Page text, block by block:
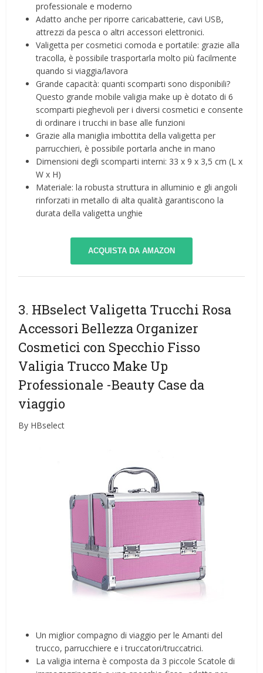
professionale e moderno
Adatto anche per riporre caricabatterie, cavi USB,
attrezzi da pesca o altri accessori elettronici.
Valigetta per cosmetici comoda e portatile: grazie alla
tracolla, è possibile trasportarla molto più facilmente
quando si viaggia/lavora
Grande capacità: quanti scomparti sono disponibili?
Questo grande mobile valigia make up è dotato di 6
scomparti pieghevoli per i diversi cosmetici e consente
di ordinare i trucchi in base alle funzioni
Grazie alla maniglia imbottita della valigetta per
parrucchieri, è possibile portarla anche in mano
Dimensioni degli scomparti interni: 33 x 9 x 3,5 cm (L x
W x H)
Materiale: la robusta struttura in alluminio e gli angoli
rinforzati in metallo di alta qualità garantiscono la
durata della valigetta unghie
ACQUISTA DA AMAZON
3. HBselect Valigetta Trucchi Rosa
Accessori Bellezza Organizer
Cosmetici con Specchio Fisso
Valigia Trucco Make Up
Professionale -Beauty Case da
viaggio
By HBselect
Un miglior compagno di viaggio per le Amanti del
trucco, parrucchiere e i truccatori/truccatrici.
La valigia interna è composta da 3 piccole Scatole di